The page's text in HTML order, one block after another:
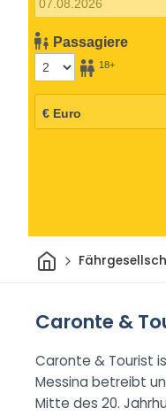
Passagiere
18+
Heim
Caronte &
Caronte & Tourist
Messina betreibt
Mitte des 20.